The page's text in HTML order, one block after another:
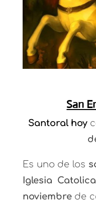
San
Santoral hoy
Es uno de los
Iglesia
noviembrede